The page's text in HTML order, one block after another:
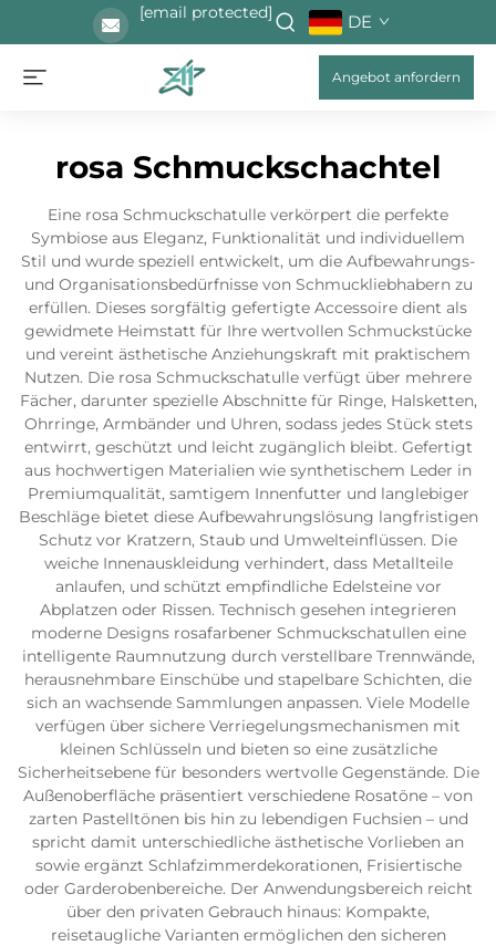
[email protected] DE
Angebot anfordern
rosa Schmuckschachtel
Eine rosa Schmuckschatulle verkörpert die perfekte
Symbiose aus Eleganz, Funktionalität und individuellem
Stil und wurde speziell entwickelt, um die Aufbewahrungs-
und Organisationsbedürfnisse von Schmuckliebhabern zu
erfüllen. Dieses sorgfältig gefertigte Accessoire dient als
gewidmete Heimstatt für Ihre wertvollen Schmuckstücke
und vereint ästhetische Anziehungskraft mit praktischem
Nutzen. Die rosa Schmuckschatulle verfügt über mehrere
Fächer, darunter spezielle Abschnitte für Ringe, Halsketten,
Ohrringe, Armbänder und Uhren, sodass jedes Stück stets
entwirrt, geschützt und leicht zugänglich bleibt. Gefertigt
aus hochwertigen Materialien wie synthetischem Leder in
Premiumqualität, samtigem Innenfutter und langlebiger
Beschläge bietet diese Aufbewahrungslösung langfristigen
Schutz vor Kratzern, Staub und Umwelteinflüssen. Die
weiche Innenauskleidung verhindert, dass Metallteile
anlaufen, und schützt empfindliche Edelsteine vor
Abplatzen oder Rissen. Technisch gesehen integrieren
moderne Designs rosafarbener Schmuckschatullen eine
intelligente Raumnutzung durch verstellbare Trennwände,
herausnehmbare Einschübe und stapelbare Schichten, die
sich an wachsende Sammlungen anpassen. Viele Modelle
verfügen über sichere Verriegelungsmechanismen mit
kleinen Schlüsseln und bieten so eine zusätzliche
Sicherheitsebene für besonders wertvolle Gegenstände. Die
Außenoberfläche präsentiert verschiedene Rosatöne – von
zarten Pastelltönen bis hin zu lebendigen Fuchsien – und
spricht damit unterschiedliche ästhetische Vorlieben an
sowie ergänzt Schlafzimmerdekorationen, Frisiertische
oder Garderobenbereiche. Der Anwendungsbereich reicht
über den privaten Gebrauch hinaus: Kompakte,
reisetaugliche Varianten ermöglichen den sicheren